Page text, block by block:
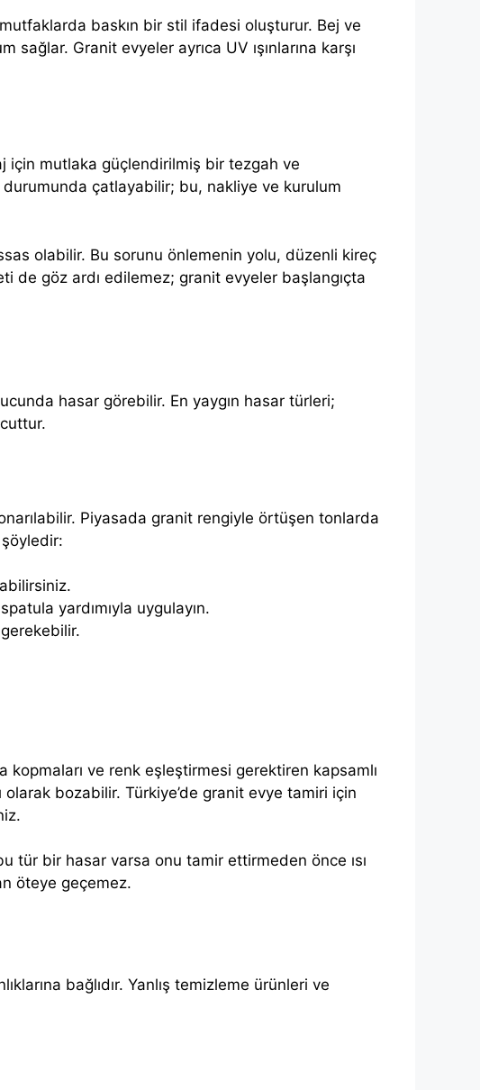
baskın bir stil ifadesi oluşturur. Bej ve
Granit evyeler ayrıca UV ışınlarına karşı
için mutlaka güçlendirilmiş bir tezgah ve
çatlayabilir; bu, nakliye ve kurulum
olabilir. Bu sorunu önlemenin yolu, düzenli kireç
de göz ardı edilemez; granit evyeler başlangıçta
hasar görebilir. En yaygın hasar türleri;
Piyasada granit rengiyle örtüşen tonlarda
yardımıyla uygulayın.
kopmaları ve renk eşleştirmesi gerektiren kapsamlı
olarak bozabilir. Türkiye’de granit evye tamiri için
tür bir hasar varsa onu tamir ettirmeden önce ısı
öteye geçemez.
bağlıdır. Yanlış temizleme ürünleri ve